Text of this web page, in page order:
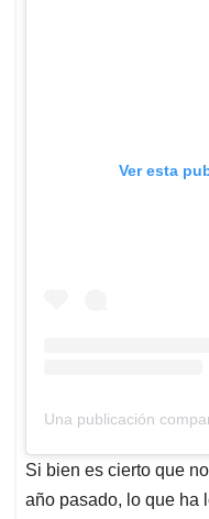
Ver esta
Una publicación
Si bien es cierto que
año pasado, lo que ha